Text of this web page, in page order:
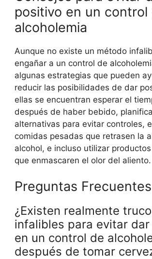
positivo en un control
alcoholemia
Aunque no existe un método
engañar a un control de
algunas estrategias que pueden
reducir las posibilidades de dar
ellas se encuentran esperar el
después de haber bebido,
alternativas para evitar controles,
comidas pesadas que retrasen la
alcohol, e incluso utilizar
que enmascaren el olor del aliento.
Preguntas Frecuentes
¿Existen realmente
infalibles para evitar
en un control de
después de tomar